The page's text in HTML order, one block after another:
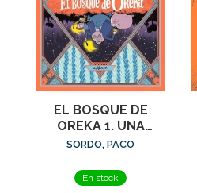
EL BOSQUE DE
OREKA 1. UNA
LARGA NOCHE
SORDO, PACO
En stock